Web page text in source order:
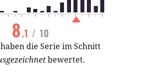
8.1 / 10
die Serie im Schnitt
bewertet.